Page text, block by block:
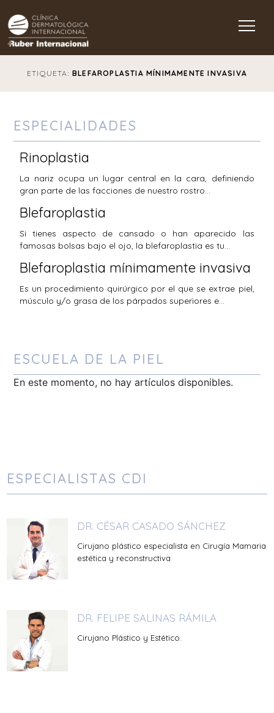
Main Navigation
ETIQUETA: BLEFAROPLASTIA MÍNIMAMENTE INVASIVA
ESPECIALIDADES
Rinoplastia
La nariz ocupa un lugar central en la cara, definiendo
gran parte de las facciones de nuestro rostro…
Blefaroplastia
Si tienes aspecto de cansado o han aparecido las
famosas bolsas bajo el ojo, la blefaroplastia es tu…
Blefaroplastia mínimamente invasiva
Es un procedimiento quirúrgico por el que se extrae piel,
músculo y/o grasa de los párpados superiores e…
ESCUELA DE LA PIEL
En este momento, no hay artículos disponibles.
ESPECIALISTAS CDI
DR. CÉSAR CASADO SÁNCHEZ
Cirujano plástico especialista en Cirugía Mamaria
estética y reconstructiva
DR. FELIPE SALINAS RÁMILA
Cirujano Plástico y Estético.